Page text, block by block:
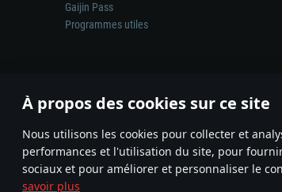
À propos des cookies sur ce site
Nous utilisons les cookies pour collecter et
performances et l'utilisation du site, pour
sociaux et pour améliorer et personnaliser le
savoir plus
Gaijin Pass
Programmes utiles
La représentation d’une arme ou d’un véhicule
© 2011—2026 Gaijin Games Kft. All trademarks,
Termes et conditions